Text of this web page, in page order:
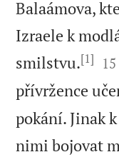
Balaámova,
Izraele k
smilstvu.[1] 

15
přívržence
pokání. Jinak
nimi bojovat